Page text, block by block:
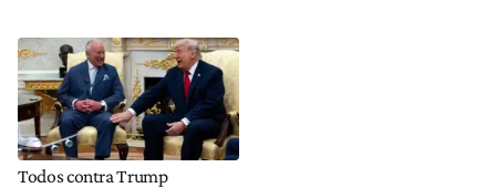
Todos contra Trump